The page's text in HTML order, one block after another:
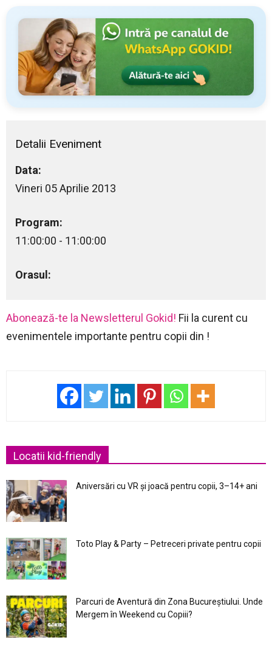
Detalii Eveniment
Data:
Vineri 05 Aprilie 2013
Program:
11:00:00 - 11:00:00
Orasul:
Abonează-te la Newsletterul Gokid! Fii la curent cu
evenimentele importante pentru copii din !
Locatii kid-friendly
Aniversări cu VR și joacă pentru copii, 3–14+ ani
Toto Play & Party – Petreceri private pentru copii
Parcuri de Aventură din Zona Bucureştiului. Unde
Mergem în Weekend cu Copiii?